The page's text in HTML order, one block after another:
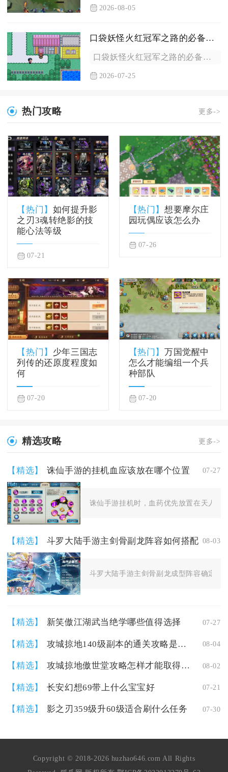
2026-08-05
口袋妖怪火红冠军之路的必备道具有哪些
口袋妖怪火红冠军之路的必备道具分为秘传机工具、续航回复道具、...
2026-07-25
热门攻略 更多->
【热门】 如何提升影
之刃3魂转绝影的技
能心法等级
07-21
【热门】想要摩尔庄
园玩偶应该怎么办
07-26
【热门】 少年三国志
列传的还原度程度如
何
07-20
【热门】万国觉醒中
怎么才能编组一个兵
种部队
07-20
精选攻略 更多->
【精选】 诛仙手游的挂机血应该放在哪个位置 07-27
诛仙手游挂机时，血药优先放置在天人合
【精选】 斗罗大陆手游主剑骨副龙阵容如何搭配 08-03
斗罗大陆手游主剑骨副龙成型阵容确定为
【精选】 新笑傲江湖武当绝学哪些值得选择 07-27
【精选】 攻城掠地140级副本的通关攻略是什么 08-04
【精选】 攻城掠地傲世堂攻略怎样才能取得更好效果 08-02
【精选】 长安幻想69带上什么宝宝好 07-21
【精选】 影之刃359级升60级适合刷什么任务 07-30
Copyright © 2018-2026 huzhao646.com All Rights